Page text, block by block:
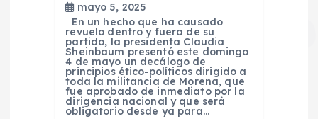
mayo 5, 2025
En un hecho que ha causado
revuelo dentro y fuera de su
partido, la presidenta Claudia
Sheinbaum presentó este domingo
4 de mayo un decálogo de
principios ético-políticos dirigido a
toda la militancia de Morena, que
fue aprobado de inmediato por la
dirigencia nacional y que será
obligatorio desde ya para…